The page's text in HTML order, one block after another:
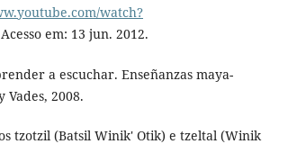
watch?
em: 13 jun. 2012.
a escuchar. Enseñanzas maya-
Vades, 2008.
tzotzil (Batsil Winik' Otik) e tzeltal (Winik